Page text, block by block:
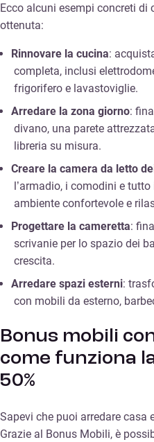
Ecco alcuni esempi concreti
ottenuta:
Rinnovare la cucina:
completa, inclusi
frigorifero e lavastoviglie.
Arredare la zona giorno:
divano, una parete
libreria su misura.
Creare la camera da letto
l’armadio, i comodini e
ambiente confortevole e
Progettare la cameretta:
scrivanie per lo spazio dei
crescita.
Arredare spazi esterni:
con mobili da esterno,
Bonus mobili
come funziona
50%
Sapevi che puoi arredare casa
Grazie al Bonus Mobili, è